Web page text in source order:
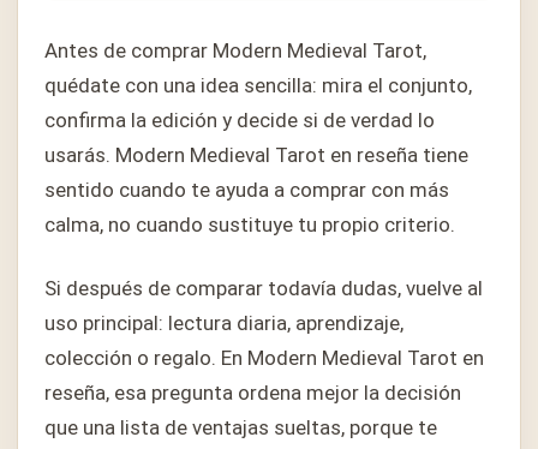
Antes de comprar Modern Medieval Tarot,
quédate con una idea sencilla: mira el conjunto,
confirma la edición y decide si de verdad lo
usarás. Modern Medieval Tarot en reseña tiene
sentido cuando te ayuda a comprar con más
calma, no cuando sustituye tu propio criterio.
Si después de comparar todavía dudas, vuelve al
uso principal: lectura diaria, aprendizaje,
colección o regalo. En Modern Medieval Tarot en
reseña, esa pregunta ordena mejor la decisión
que una lista de ventajas sueltas, porque te